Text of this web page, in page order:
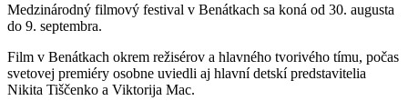
Medzinárodný filmový festival v Benátkach sa koná od 30. augusta
do 9. septembra.
Film v Benátkach okrem režisérov a hlavného tvorivého tímu, počas
svetovej premiéry osobne uviedli aj hlavní detskí predstavitelia
Nikita Tiščenko a Viktorija Mac.